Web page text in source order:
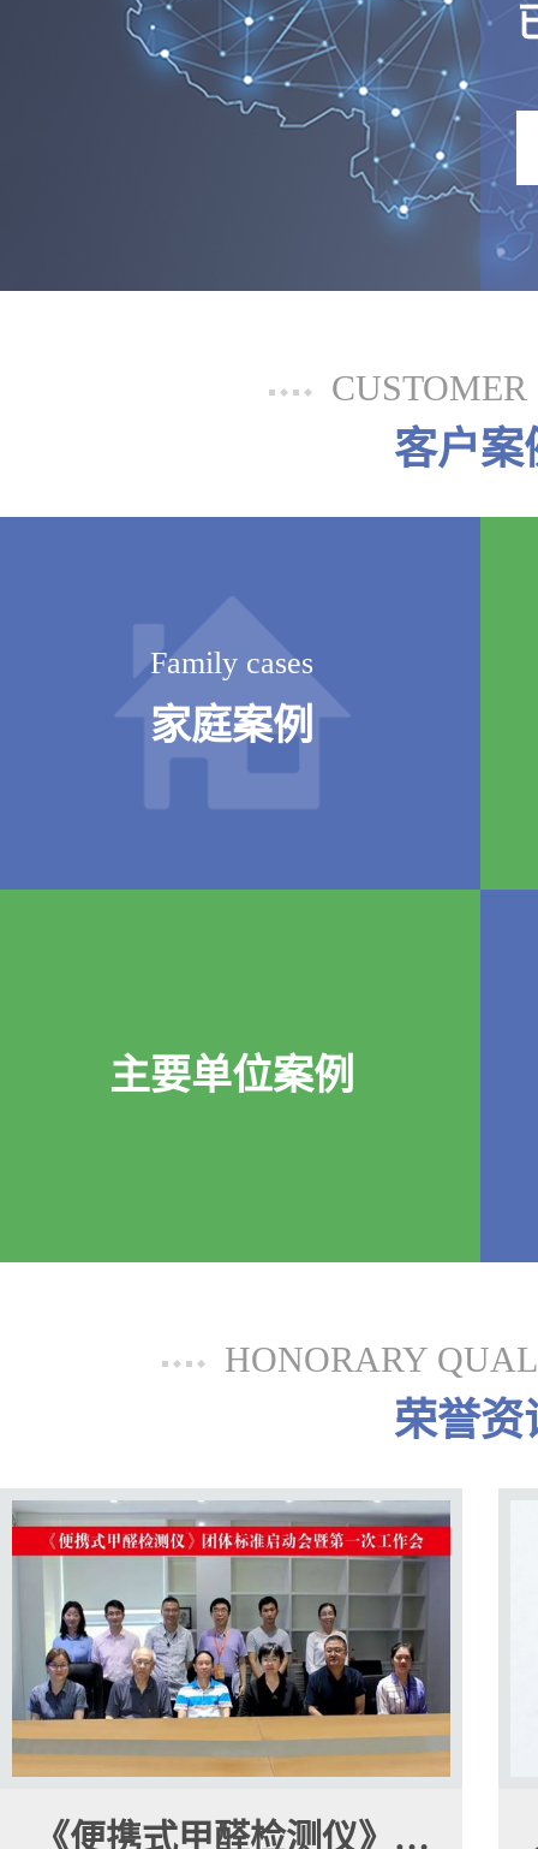
CUSTOMER
客户案
Family cases
家庭案例
主要单位案例
HONORARY
荣誉资
《便携式甲醛检测仪》…